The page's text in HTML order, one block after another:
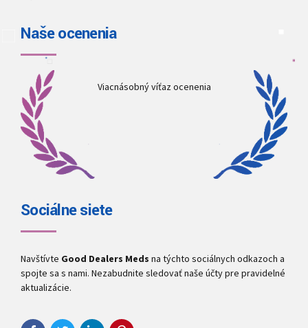
Naše ocenenia
Viacnásobný víťaz ocenenia
Sociálne siete
Navštívte Good Dealers Meds na týchto sociálnych odkazoch a
spojte sa s nami. Nezabudnite sledovať naše účty pre pravidelné
aktualizácie.